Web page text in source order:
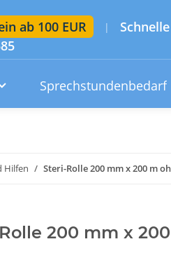
ab 100 EUR |
Sprechstundenbedarf
Hilfen Steri-Rolle 200 mm x 200 m
200 mm x